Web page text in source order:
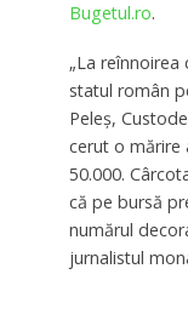
Bugetul.ro.
„La reînnoirea
statul român
Peleș,
cerut o mărire
50.000.
că pe bursă
numărul
jurnalistul